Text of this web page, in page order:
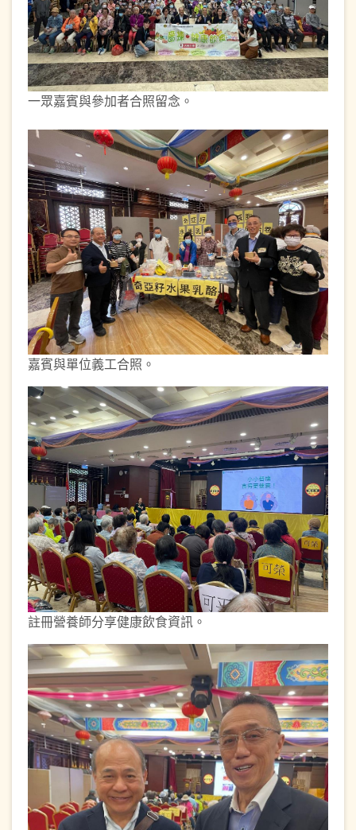
一眾嘉賓與參加者合照留念。
嘉賓與單位義工合照。
註冊營養師分享健康飲食資訊。